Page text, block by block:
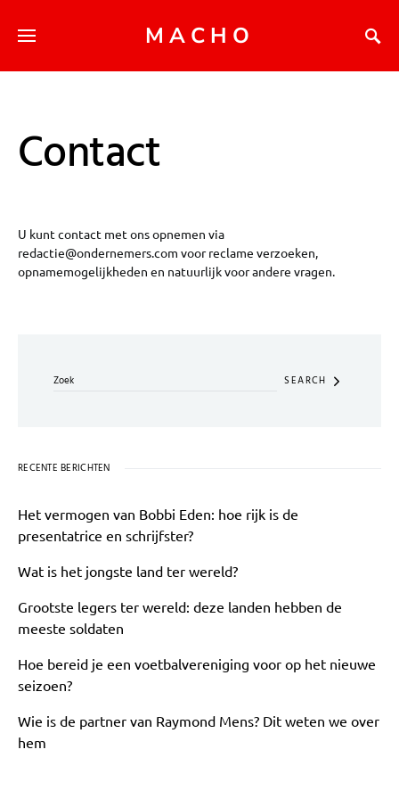
MACHO
Contact
U kunt contact met ons opnemen via
redactie@ondernemers.com voor reclame verzoeken,
opnamemogelijkheden en natuurlijk voor andere vragen.
SEARCH
RECENTE BERICHTEN
Het vermogen van Bobbi Eden: hoe rijk is de
presentatrice en schrijfster?
Wat is het jongste land ter wereld?
Grootste legers ter wereld: deze landen hebben de
meeste soldaten
Hoe bereid je een voetbalvereniging voor op het nieuwe
seizoen?
Wie is de partner van Raymond Mens? Dit weten we over
hem